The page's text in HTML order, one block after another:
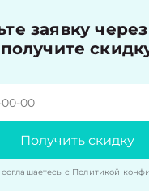
заявку
получите
Получить скидку
с Политикой